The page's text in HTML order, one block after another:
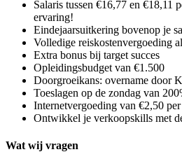
Salaris tussen €16,77 en €18,11
ervaring!
Eindejaarsuitkering bovenop je
Volledige reiskostenvergoeding
Extra bonus bij target succes
Opleidingsbudget van €1.500
Doorgroeikans: overname door
Toeslagen op de zondag van
Internetvergoeding van €2,50
Ontwikkel je verkoopskills met
Wat wij vragen